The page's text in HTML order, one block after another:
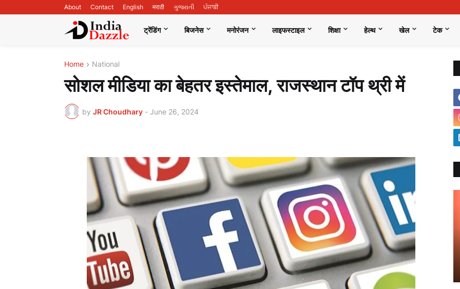
About Contact English मराठी ગુજરાતી ਪੰਜਾਬੀ
ट्रेंडिंग बिजनेस मनोरंजन लाइफस्टाइल शिक्षा हेल्थ खेल टेक
Home National
सोशल मीडिया का बेहतर इस्तेमाल, राजस्थान टॉप थ्री में
by JR Choudhary - June 26, 2024